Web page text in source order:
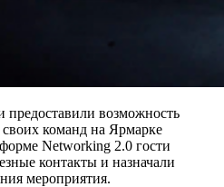
возможность
своих команд на Ярмарке
Networking 2.0 гости
контакты и назначали
мероприятия.